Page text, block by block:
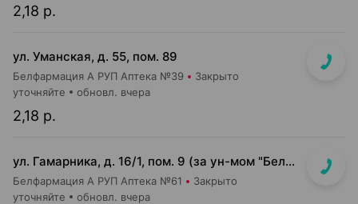
2,18 р.
ул. Уманская, д. 55, пом. 89
Белфармация А РУП Аптека №39 Закрыто
2,18 р.
уточняйте обновл. вчера
ул. Гамарника, д. 16/1, пом. 9 (за ун-мом "БелМаркет")
Белфармация А РУП Аптека №61 Закрыто
уточняйте обновл. вчера